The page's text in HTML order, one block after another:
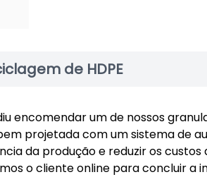
de HDPE
encomendar um de nossos
projetada com um sistema de
da produção e reduzir os custos
o cliente online para concluir a